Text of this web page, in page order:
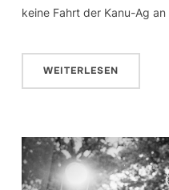
keine Fahrt der Kanu-Ag
WEITERLESEN